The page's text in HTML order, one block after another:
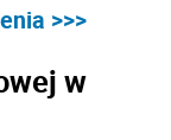
>>>
w